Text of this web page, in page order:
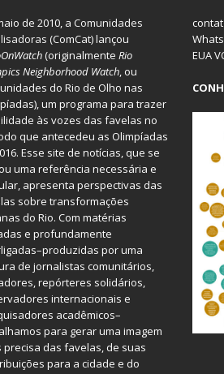
de 2010, a Comunidades
(ComCat) lançou
(originalmente Rio
Neighborhood Watch, ou
do Rio de Olho nas
um programa para trazer
às vozes das favelas no
que antecedeu as Olimpíadas
Esse site de notícias, que se
uma referência necessária e
apresenta perspectivas das
sobre transformações
do Rio. Com matérias
e profundamente
por uma
de jornalistas comunitários,
repórteres solidários,
internacionais e
acadêmicos–
para gerar uma imagem
precisa das favelas, de suas
para a cidade e do
EUA